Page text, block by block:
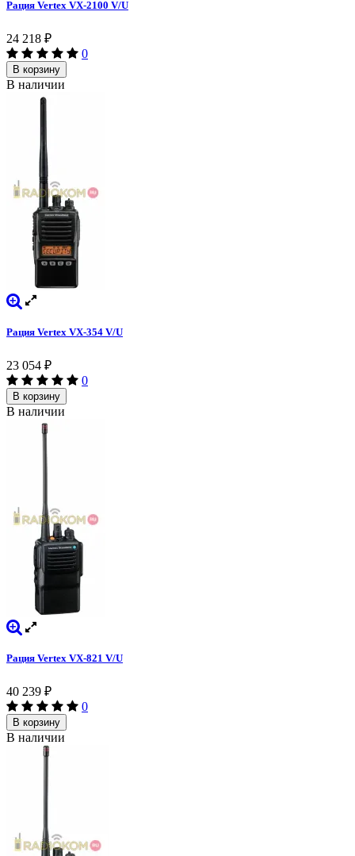
Рация Vertex VX-2100 V/U
24 218 ₽
0
В корзину
В наличии
Рация Vertex VX-354 V/U
23 054 ₽
0
В корзину
В наличии
Рация Vertex VX-821 V/U
40 239 ₽
0
В корзину
В наличии